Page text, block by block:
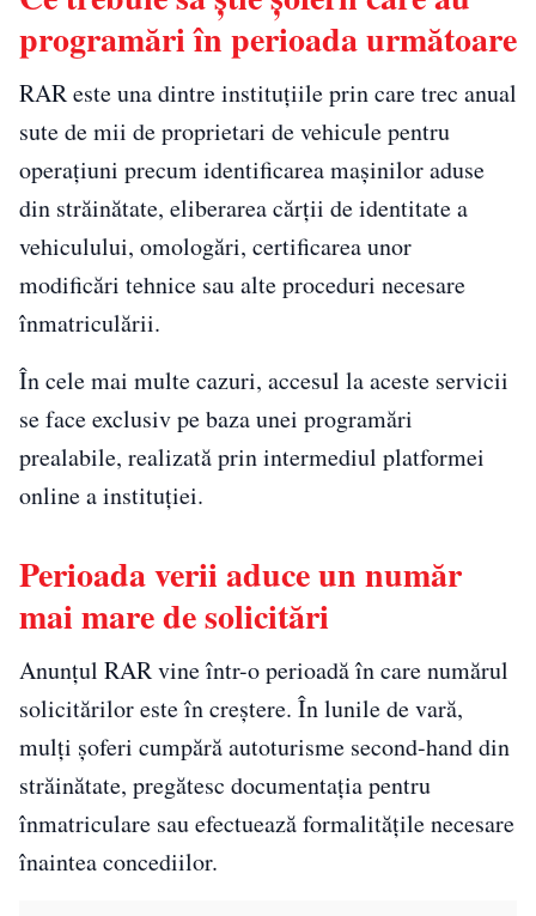
programări în perioada următoare
RAR este una dintre instituțiile prin care trec anual
sute de mii de proprietari de vehicule pentru
operațiuni precum identificarea mașinilor aduse
din străinătate, eliberarea cărții de identitate a
vehiculului, omologări, certificarea unor
modificări tehnice sau alte proceduri necesare
înmatriculării.
În cele mai multe cazuri, accesul la aceste servicii
se face exclusiv pe baza unei programări
prealabile, realizată prin intermediul platformei
online a instituției.
Perioada verii aduce un număr
mai mare de solicitări
Anunțul RAR vine într-o perioadă în care numărul
solicitărilor este în creștere. În lunile de vară,
mulți șoferi cumpără autoturisme second-hand din
străinătate, pregătesc documentația pentru
înmatriculare sau efectuează formalitățile necesare
înaintea concediilor.